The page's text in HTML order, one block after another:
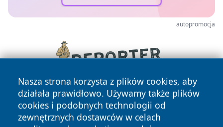
autopromocja
Nasza strona korzysta z plików cookies, aby
działała prawidłowo. Używamy także plików
cookies i podobnych technologii od
zewnętrznych dostawców w celach